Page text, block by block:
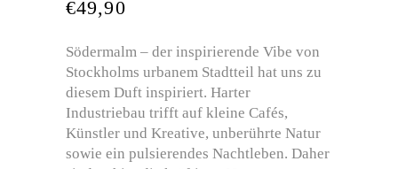
€49,90
Södermalm – der inspirierende Vibe von
Stockholms urbanem Stadtteil hat uns zu
diesem Duft inspiriert. Harter
Industriebau trifft auf kleine Cafés,
Künstler und Kreative, unberührte Natur
sowie ein pulsierendes Nachtleben. Daher